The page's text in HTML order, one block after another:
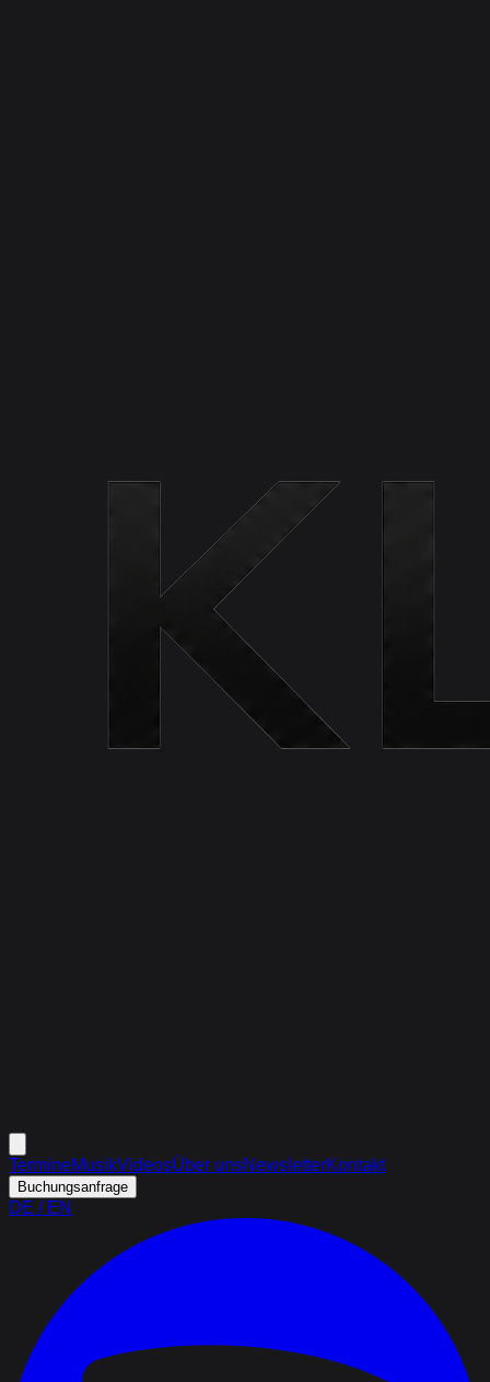
TermineMusikVideosÜber unsNewsletterKontakt
Buchungsanfrage
DE / EN